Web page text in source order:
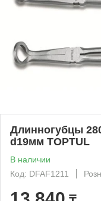
Длинногубцы
d19мм TOPTUL
В наличии
Код: DFAF1211